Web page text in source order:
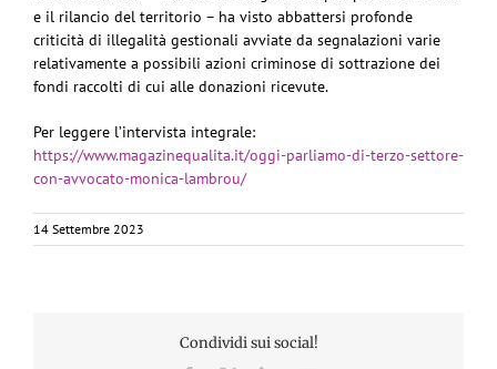
e il rilancio del territorio – ha visto abbattersi profonde
criticità di illegalità gestionali avviate da segnalazioni varie
relativamente a possibili azioni criminose di sottrazione dei
fondi raccolti di cui alle donazioni ricevute.
Per leggere l’intervista integrale:
https://www.magazinequalita.it/oggi-parliamo-di-terzo-settore-
con-avvocato-monica-lambrou/
14 Settembre 2023
Condividi sui social!